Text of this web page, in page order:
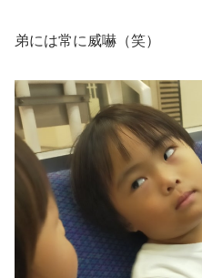
弟には常に威嚇（笑）